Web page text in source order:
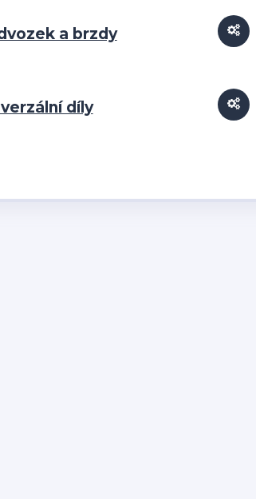
a brzdy
díly